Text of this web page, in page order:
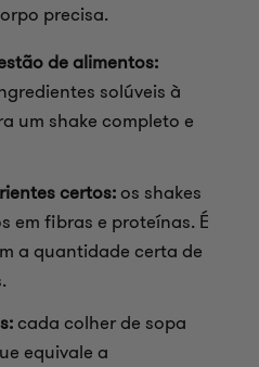
precisa.
de alimentos:
solúveis à
um shake completo e
certos:os shakes
em fibras e proteínas. É
a quantidade certa de
cada colher de sopa
equivale a